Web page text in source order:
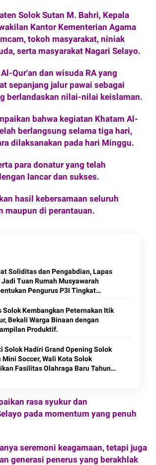
Solok Sutan M. Bahri, Kepala
Kantor Kementerian Agama
tokoh masyarakat, niniak
serta masyarakat Nagari Selayo.
Qur'an dan wisuda RA yang
sepanjang jalur pawai sebagai
berlandaskan nilai-nilai keislaman.
bahwa kegiatan Khatam Al-
berlangsung selama tiga hari,
dilaksanakan pada hari Minggu.
para donatur yang telah
lancar dan sukses.
hasil kebersamaan seluruh
maupun di perantauan.
Soliditas dan Pengabdian, Lapas
Jadi Tuan Rumah Musyawarah
Pengurus P3I Tingkat
Solok Kembangkan Peternakan Itik
Bekali Warga Binaan dengan
Produktif.
Solok Hadiri Grand Opening Solok
Mini Soccer, Wali Kota Solok
Fasilitas Olahraga Baru Tahun
rasa syukur dan
pada momentum yang penuh
seremoni keagamaan, tetapi juga
generasi penerus yang berakhlak